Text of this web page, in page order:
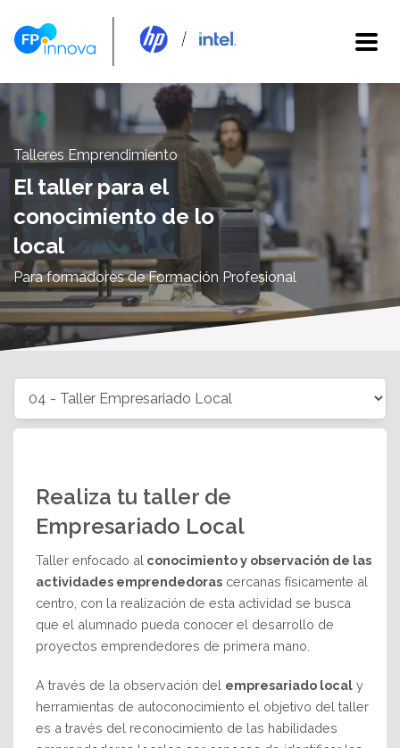
Talleres Emprendimiento
El taller para el
conocimiento de lo
local
Para formadores de Formación Profesional
Realiza tu taller de
Empresariado Local
Taller enfocado al conocimiento y observación de las
actividades emprendedoras cercanas físicamente al
centro, con la realización de esta actividad se busca
que el alumnado pueda conocer el desarrollo de
proyectos emprendedores de primera mano.
A través de la observación del empresariado local y
herramientas de autoconocimiento el objetivo del taller
es a través del reconocimiento de las habilidades